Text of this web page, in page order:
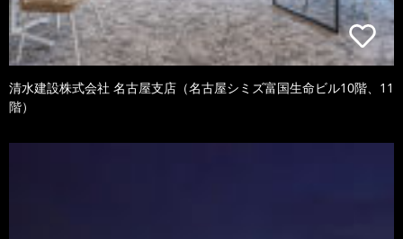
清水建設株式会社 名古屋支店（名古屋シミズ富国生命ビル10階、11
階）